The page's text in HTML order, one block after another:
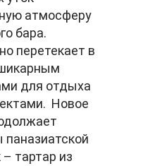
атмосферу
бара.
перетекает в
для отдыха
Новое
паназиатской
тартар из